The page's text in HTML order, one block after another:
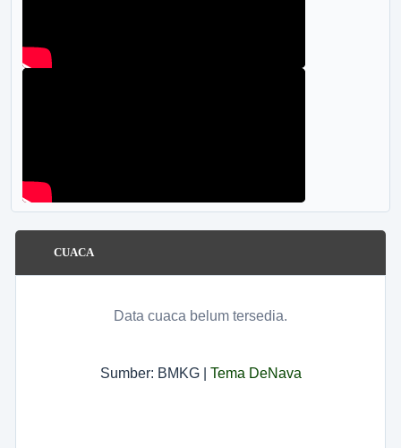
CUACA
Data cuaca belum tersedia.
Sumber: BMKG | Tema DeNava